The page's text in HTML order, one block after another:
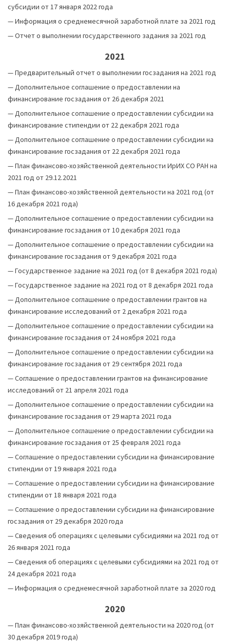
субсидии от 17 января 2022 года
—Информация о среднемесячной заработной плате за 2021 год
—Отчет о выполнении государственного задания за 2021 год
2021
—Предварительный отчет о выполнении госзадания на 2021 год
—Дополнительное соглашение о предоставлении на
финансирование госзадания от 26 декабря 2021
—Дополнительное соглашение о предоставлении субсидии на
финансирование стипендии от 22 декабря 2021 года
—Дополнительное соглашение о предоставлении субсидии на
финансирование госзадания от 22 декабря 2021 года
—План финансово-хозяйственной деятельности ИрИХ СО РАН на
2021 год от 29.12.2021
—План финансово-хозяйственной деятельности на 2021 год (от
16 декабря 2021 года)
—Дополнительное соглашение о предоставлении субсидии на
финансирование госзадания от 10 декабря 2021 года
—Дополнительное соглашение о предоставлении субсидии на
финансирование госзадания от 9 декабря 2021 года
—Государственное задание на 2021 год (от 8 декабря 2021 года)
—Государственное задание на 2021 год от 8 декабря 2021 года
—Дополнительное соглашение о предоставлении грантов на
финансирование исследований от 2 декабря 2021 года
—Дополнительное соглашение о предоставлении субсидии на
финансирование госзадания от 24 ноября 2021 года
—Дополнительное соглашение о предоставлении субсидии на
финансирование госзадания от 29 сентября 2021 года
—Соглашение о предоставлении грантов на финансирование
исследований от 21 апреля 2021 года
—Дополнительное соглашение о предоставлении субсидии на
финансирование госзадания от 29 марта 2021 года
—Дополнительное соглашение о предоставлении субсидии на
финансирование госзадания от 25 февраля 2021 года
—Соглашение о предоставлении субсидии на финансирование
стипендии от 19 января 2021 года
—Соглашение о предоставлении субсидии на финансирование
стипендии от 18 января 2021 года
—Соглашение о предоставлении субсидии на финансирование
госзадания от 29 декабря 2020 года
—Сведения об операциях с целевыми субсидиями на 2021 год от
26 января 2021 года
—Сведения об операциях с целевыми субсидиями на 2021 год от
24 декабря 2021 года
—Информация о среднемесячной заработной плате за 2020 год
2020
—План финансово-хозяйственной деятельности на 2020 год (от
30 декабря 2019 года)